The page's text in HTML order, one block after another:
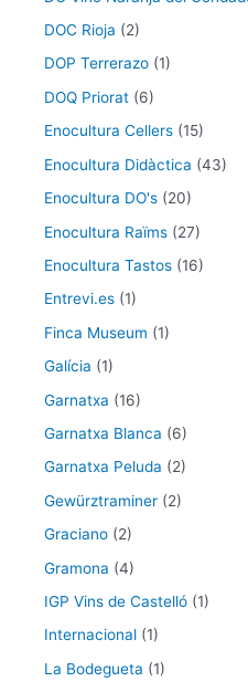
DOC Rioja (2)
DOP Terrerazo (1)
DOQ Priorat (6)
Enocultura Cellers (15)
Enocultura Didàctica (43)
Enocultura DO's (20)
Enocultura Raïms (27)
Enocultura Tastos (16)
Entrevi.es (1)
Finca Museum (1)
Galícia (1)
Garnatxa (16)
Garnatxa Blanca (6)
Garnatxa Peluda (2)
Gewürztraminer (2)
Graciano (2)
Gramona (4)
IGP Vins de Castelló (1)
Internacional (1)
La Bodegueta (1)